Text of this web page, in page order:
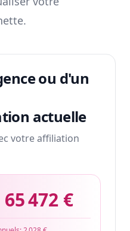
ou d'un
actuelle
votre affiliation
65 472 €